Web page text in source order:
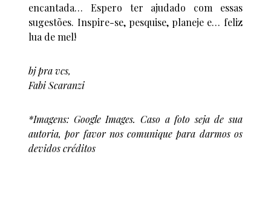
encantada… Espero ter ajudado com essas
sugestões. Inspire-se, pesquise, planeje e… feliz
lua de mel!
bj pra vcs,
Fabi Scaranzi
*Imagens: Google Images. Caso a foto seja de sua
autoria, por favor nos comunique para darmos os
devidos créditos